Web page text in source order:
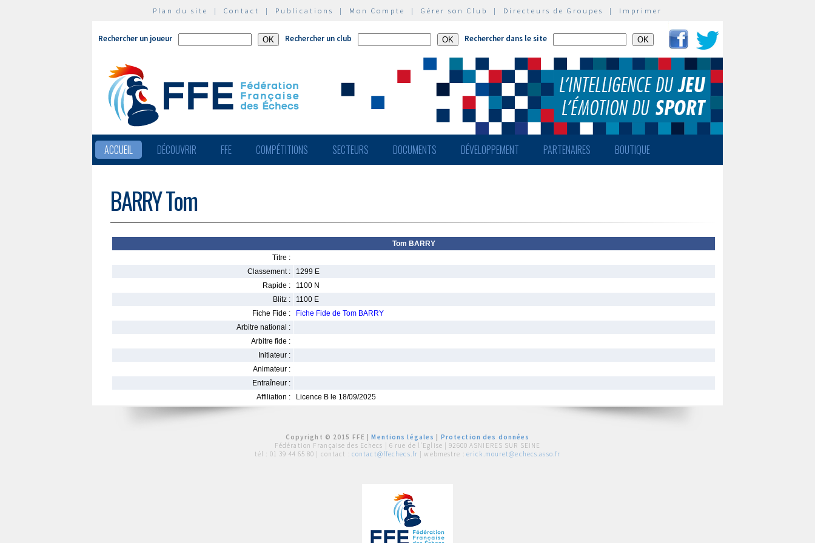
Plan du site | Contact | Publications | Mon Compte | Gérer son Club | Directeurs de Groupes | Imprimer
Rechercher un joueur Rechercher un club Rechercher dans le site
ACCUEIL DÉCOUVRIR FFE COMPÉTITIONS SECTEURS DOCUMENTS DÉVELOPPEMENT PARTENAIRES BOUTIQUE
BARRY Tom
Tom BARRY
Titre :
Classement :
1299 E
Rapide :
1100 N
Blitz :
1100 E
Fiche Fide :
Fiche Fide de Tom BARRY
Arbitre national :
Arbitre fide :
Initiateur :
Animateur :
Entraîneur :
Affiliation :
Licence B le 18/09/2025
Copyright © 2015 FFE |Mentions légales
Protection des données
Fédération Française des Echecs | 6 rue de l'Eglise | 92600 ASNIERES SUR SEINE
tél : 01 39 44 65 80 | contact : contact@ffechecs.fr | webmestre : erick.mouret@echecs.asso.fr